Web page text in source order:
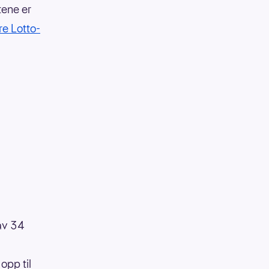
er
Lotto-
34
til